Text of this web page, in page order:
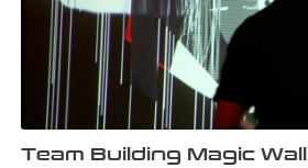
Team Building Magic Wall